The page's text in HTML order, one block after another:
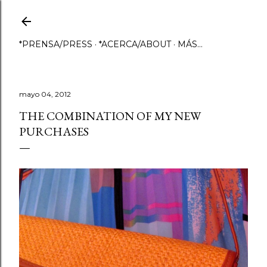
*PRENSA/PRESS *ACERCA/ABOUT MÁS…
mayo 04, 2012
THE COMBINATION OF MY NEW
PURCHASES